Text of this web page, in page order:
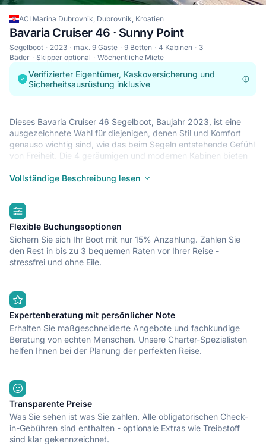
ACI Marina Dubrovnik, Dubrovnik, Kroatien
Bavaria Cruiser 46 · Sunny Point
Segelboot 2023 max. 9 Gäste 9 Betten 4 Kabinen
3
Bäder
Skipper optional Wöchentliche Miete
Verifizierter Eigentümer, Kaskoversicherung und
Sicherheitsausrüstung inklusive
Dieses Bavaria Cruiser 46 Segelboot, Baujahr 2023, ist eine
ausgezeichnete Wahl für diejenigen, denen Stil und Komfort
genauso wichtig sind, wie das beim Segeln entstehende Gefühl
von Freiheit. Die 4 geräumigen und modernen Kabinen bieten
den Wellen zu lauschen. Dieses Segelboot bietet Platz für bis
und Familie zu segeln. Die Bavaria Cruiser 46 liegt in ACI
Marina Dubrovnik, Dubrovnik: ein guter Startpunkt, um von
dort Kroatien mit dem Boot zu erkunden. Nun entscheiden Sie,
was Sie noch aufhält – dieses Boot sicherlich nicht!
Vollständige Beschreibung lesen
highlights
Flexible Buchungsoptionen
Sichern Sie sich Ihr Boot mit nur 15% Anzahlung. Zahlen Sie
den Rest in bis zu 3 bequemen Raten vor Ihrer Reise -
stressfrei und ohne Eile.
Expertenberatung mit persönlicher Note
Erhalten Sie maßgeschneiderte Angebote und fachkundige
Beratung von echten Menschen. Unsere Charter-Spezialisten
helfen Ihnen bei der Planung der perfekten Reise.
Transparente Preise
Was Sie sehen ist was Sie zahlen. Alle obligatorischen Check-
in-Gebühren sind enthalten - optionale Extras wie Treibstoff
sind klar gekennzeichnet.